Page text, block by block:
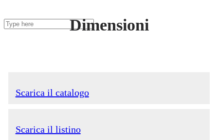
Dimensioni
Scarica il catalogo
Scarica il listino